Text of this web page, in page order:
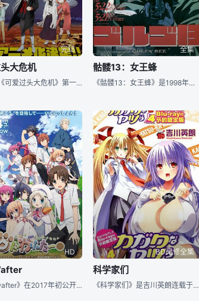
完结
大危机
TV动画《可爱过头大危机》第一弹PV及新视觉图公开，将于2023年4月播出。
全集
骷髅13：女王蜂
《骷髅13：女王蜂》是1998年上映的日本动画、犯罪电影，由OsamuDezaki执导， 约翰-迪马乔 、Alex Ferné?¤dez 等主演。影片讲述了杀手苟勾与被暗杀者“女王蜂“之间的故事。
HD
《库特wafter》在2017年初公开动画化消息，现在已经确定动画化为剧场版。库特莉亚芙卡与直枝理树成为恋人，这是修学旅行平安结束后的另一个Little Busters的世界──在暑假开始，Little Busters！成员们陆续回家的时候，库特和理树留在学校宿舍居住。男生宿舍在翻修工程中发生漏水事故，导致宿舍无法继续使用。失去居所的理树，被库特以「室友现在还在募集中…」为由、邀请到了房中展开秘密同居生活。一边帮助库特进行暑假自由研究、一起度过不被别的学生发现的日子……
BD无修全集
科学家们
《科学家们》是吉川英朗连载于秋田书店《チャンピオンRED いちご》杂志的漫画作品，目前单行本已经发售3卷，描写科学少女爱莉和化学少女绫奈两位美少女，以科学之力来玩过激的科学恋爱故事，原作是有着巨乳、挤奶、露点、纽水着、触手要素的“披着一般向漫画外皮的成人漫画”，所以动画版也只能以漫画单行本同捆BD的方式，同捆在预定2013年2月20日发货的单行本第四卷中。 动画将由以喜爱巨乳而出名，制作过《圣痕炼金士》和《魔乳秘剑帖》的金子ひらく和野崎将也来担任监督和角色人设，系列构成是制作过《笨蛋测试召唤兽》《未来日